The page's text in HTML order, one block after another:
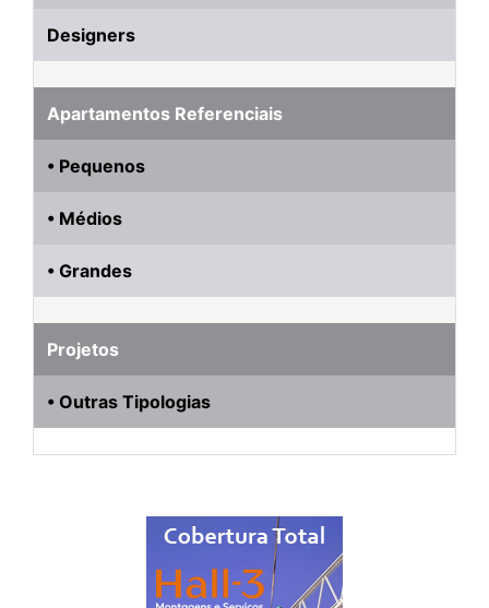
Designers
Apartamentos Referenciais
• Pequenos
• Médios
• Grandes
Projetos
• Outras Tipologias